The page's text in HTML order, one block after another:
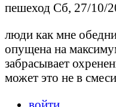
пешеход Сб, 27/10/
люди как мне
опущена на
забрасывает
может это не в
войти